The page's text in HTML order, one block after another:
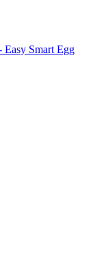
Smart Egg